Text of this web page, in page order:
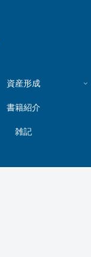
資産形成
書籍紹介
雑記